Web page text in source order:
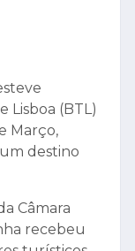
Lisboa (BTL)
Março,
destino
Câmara
recebeu